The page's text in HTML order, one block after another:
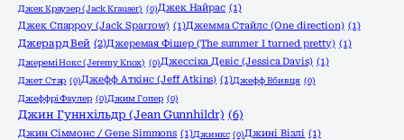
Джек Краузер (Jack Krauser) (0)Джек Найрас (1)
Джек Спарроу (Jack Sparrow) (1)Джемма Стайлс (One direction) (1)
Джерард Вей (2)Джеремая Фішер (The summer I turned pretty) (1)
Джеремі Нокс (Jeremy Knox) (0)Джессіка Девіс (Jessica Davis) (1)
Джет Стар (0)Джефф Аткінс (Jeff Atkins) (1)Джефф Вбивця (0)
Джеффрі Фаулер (0)Джим Гопер (0)
Джин Гуннхільдр (Jean Gunnhildr) (6)
Джин Сіммонс / Gene Simmons (1)Джинкс (0)Джині Візлі (1)